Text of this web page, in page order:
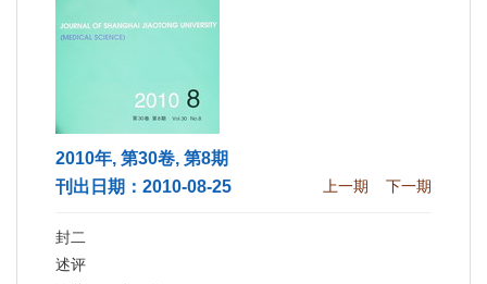
2010年, 第30卷, 第8期
刊出日期：2010-08-25
上一期 下一期
封二
述评